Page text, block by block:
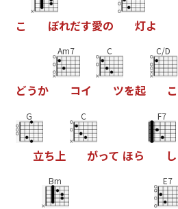
こ ぼれだす愛の 灯よ
どうか
Am7
コイ
C
ツを起
C/D
こ
G
立ち 上
C
がって ほら
F7
し
Bm E7